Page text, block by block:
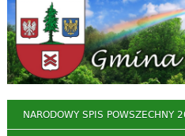
NARODOWY SPIS POWSZECHNY